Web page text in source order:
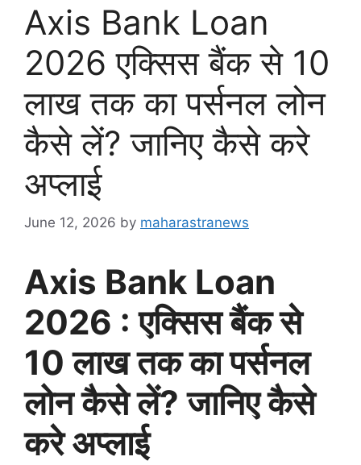
Axis Bank Loan
2026 एक्सिस बैंक से 10
लाख तक का पर्सनल लोन
कैसे लें? जानिए कैसे करे
अप्लाई
June 12, 2026 by maharastranews
Axis Bank Loan
2026 : एक्सिस बैंक से
10 लाख तक का पर्सनल
लोन कैसे लें? जानिए कैसे
करे अप्लाई